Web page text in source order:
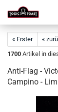
« Erster «
1700 Artikel in
Anti-Flag -
Campino -